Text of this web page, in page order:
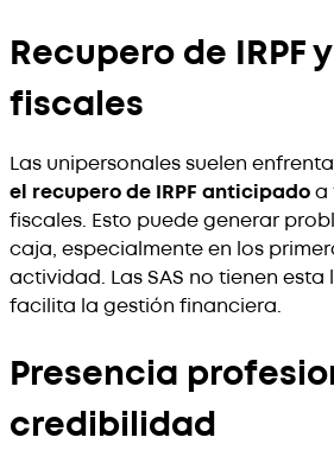
Recupero de IRPF
fiscales
Las unipersonales suelen
el recupero de IRPF anticipadoa
fiscales. Esto puede generar
caja, especialmente en los
actividad. Las SAS no tienen
facilita la gestión financiera.
Presencia
credibilidad